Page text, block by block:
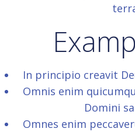
In principio creavit
Omnis enim
Domini
Omnes enim